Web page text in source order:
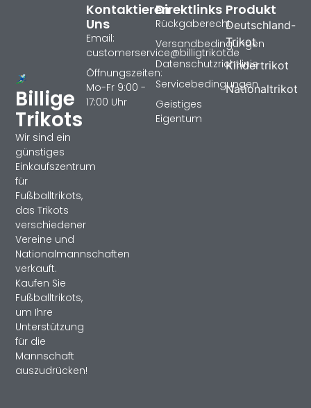
Billige
Trikots
Wir sind ein
günstiges
Einkaufszentrum
für
Fußballtrikots,
das Trikots
verschiedener
Vereine und
Nationalmannschaften
verkauft.
Kaufen Sie
Fußballtrikots,
um Ihre
Unterstützung
für die
Mannschaft
auszudrücken!
Produkt
Deutschland-
Trikot
Kindertrikot
Nationaltrikot
Direktlinks
Rückgaberecht
Versandbedingungen
Datenschutzrichtlinie
Servicebedingungen
Geistiges
Eigentum
Kontaktieren
Uns
Email:
customerservice@billigtrikotde
Öffnungszeiten:
Mo-Fr 9:00 -
17:00 Uhr